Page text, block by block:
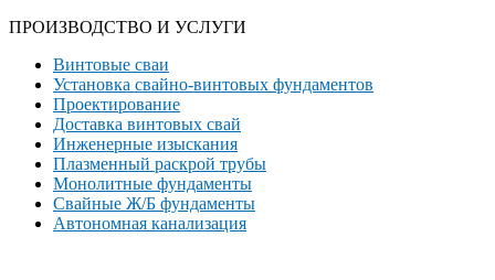
ПРОИЗВОДСТВО И УСЛУГИ
Винтовые сваи
Установка свайно-винтовых фундаментов
Проектирование
Доставка винтовых свай
Инженерные изыскания
Плазменный раскрой трубы
Монолитные фундаменты
Свайные Ж/Б фундаменты
Автономная канализация